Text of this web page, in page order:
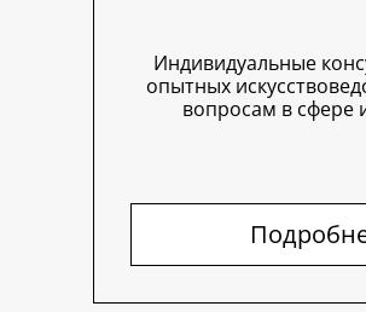
Индивидуальные
опытных
вопросам в сфере